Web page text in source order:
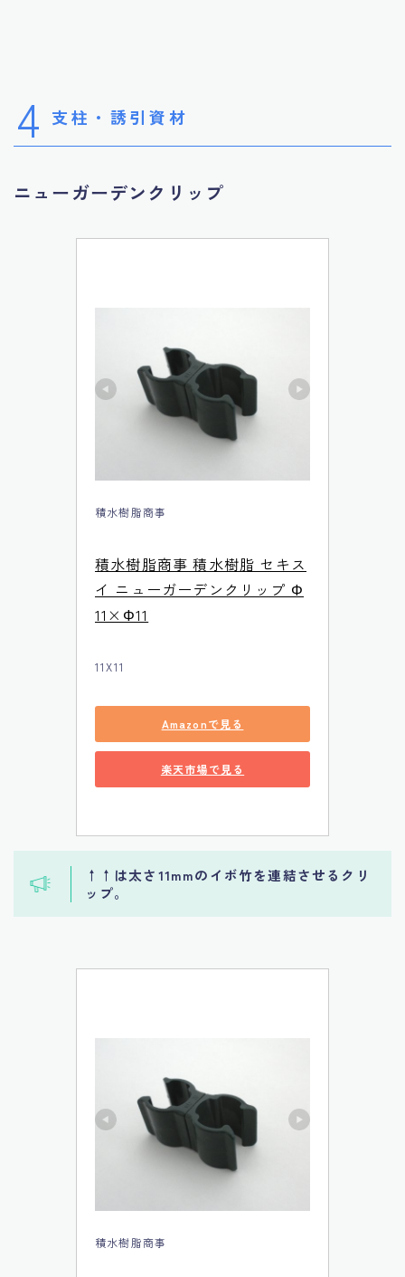
4 支柱・誘引資材
ニューガーデンクリップ
積水樹脂商事
積水樹脂商事 積水樹脂 セキス
イ ニューガーデンクリップ Φ
11×Φ11
11X11
Amazonで見る
楽天市場で見る
↑↑は太さ11mmのイボ竹を連結させるクリ
ップ。
積水樹脂商事